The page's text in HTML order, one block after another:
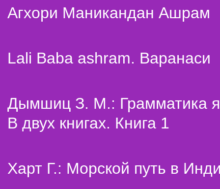
Агхори Маникандан Ашрам
Lali Baba ashram. Варанаси
Дымшиц З. М.: Грамматика
В двух книгах. Книга 1
Харт Г.: Морской путь в